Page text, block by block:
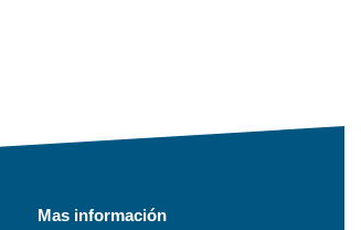
Mas información